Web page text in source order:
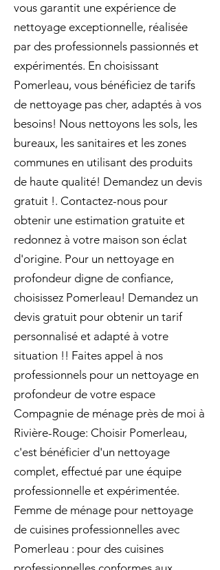
vous garantit une expérience de
nettoyage exceptionnelle, réalisée
par des professionnels passionnés et
expérimentés. En choisissant
Pomerleau, vous bénéficiez de tarifs
de nettoyage pas cher, adaptés à vos
besoins! Nous nettoyons les sols, les
bureaux, les sanitaires et les zones
communes en utilisant des produits
de haute qualité! Demandez un devis
gratuit !. Contactez-nous pour
obtenir une estimation gratuite et
redonnez à votre maison son éclat
d'origine. Pour un nettoyage en
profondeur digne de confiance,
choisissez Pomerleau! Demandez un
devis gratuit pour obtenir un tarif
personnalisé et adapté à votre
situation !! Faites appel à nos
professionnels pour un nettoyage en
profondeur de votre espace
Compagnie de ménage près de moi à
Rivière-Rouge: Choisir Pomerleau,
c'est bénéficier d'un nettoyage
complet, effectué par une équipe
professionnelle et expérimentée.
Femme de ménage pour nettoyage
de cuisines professionnelles avec
Pomerleau : pour des cuisines